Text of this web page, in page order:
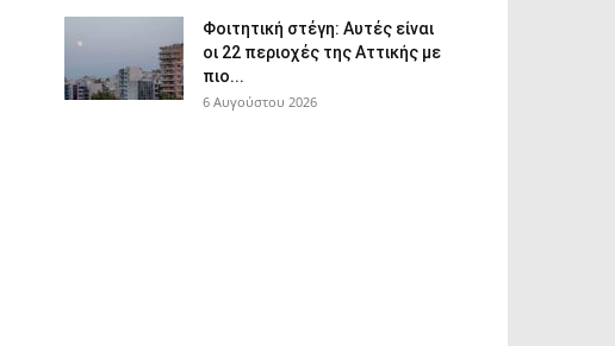
Φοιτητική στέγη: Aυτές είναι
οι 22 περιοχές της Αττικής με
πιο...
6 Αυγούστου 2026